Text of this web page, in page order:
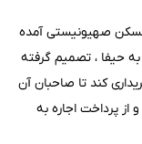
صهیونیستی آمده
، تصمیم گرفته
کند تا صاحبان آن
از پرداخت اجاره به